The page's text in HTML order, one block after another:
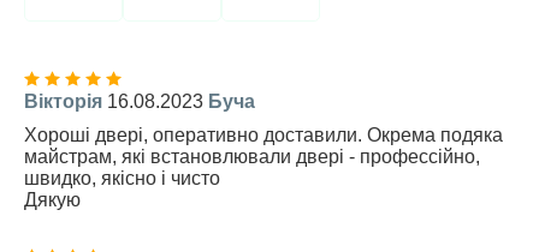
Вікторія 16.08.2023 Буча
Хороші двері, оперативно доставили. Окрема подяка
майстрам, які встановлювали двері - профессійно,
швидко, якісно і чисто
Дякую